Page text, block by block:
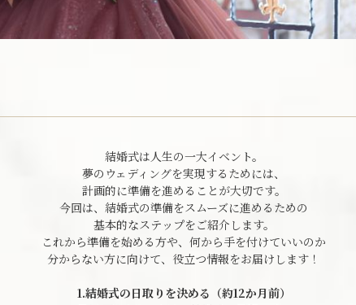
結婚式は人生の一大イベント。
夢のウェディングを実現するためには、
計画的に準備を進めることが大切です。
今回は、結婚式の準備をスムーズに進めるための
基本的なステップをご紹介します。
これから準備を始める方や、何から手を付けていいのか
分からない方に向けて、役立つ情報をお届けします！
1.結婚式の日取りを決める（約12か月前）